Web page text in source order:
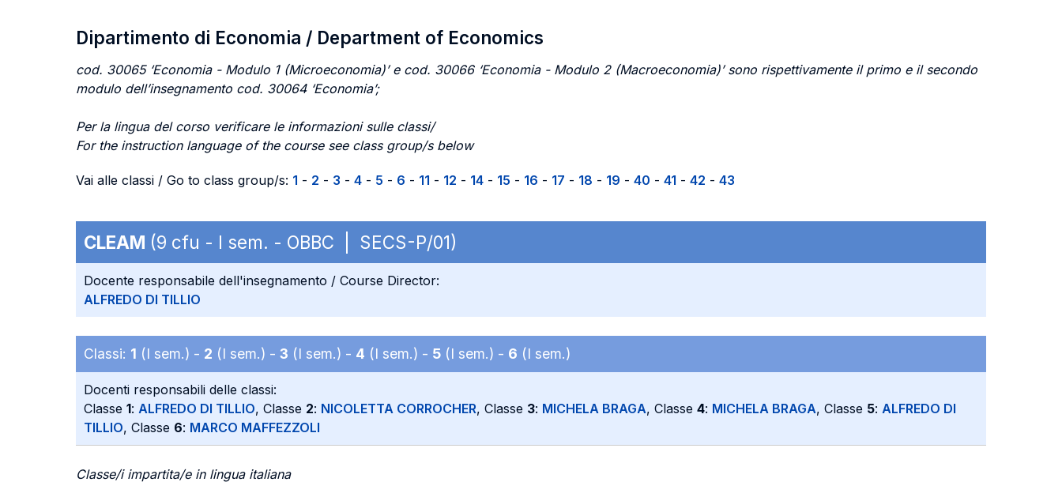
Dipartimento di Economia / Department of Economics
cod. 30065 ‘Economia - Modulo 1 (Microeconomia)’ e cod. 30066 ‘Economia - Modulo 2 (Macroeconomia)’ sono rispettivamente il primo e il secondo
modulo dell’insegnamento cod. 30064 ‘Economia’;
Per la lingua del corso verificare le informazioni sulle classi/
For the instruction language of the course see class group/s below
Vai alle classi / Go to class group/s: 1 - 2 - 3 - 4 - 5 - 6 - 11 - 12 - 14 - 15 - 16 - 17 - 18 - 19 - 40 - 41 - 42 - 43
CLEAM (9 cfu - I sem. - OBBC | SECS-P/01)
Docente responsabile dell'insegnamento / Course Director:
ALFREDO DI TILLIO
Classi: 1 (I sem.) - 2 (I sem.) - 3 (I sem.) - 4 (I sem.) - 5 (I sem.) - 6 (I sem.)
Docenti responsabili delle classi:
Classe 1: ALFREDO DI TILLIO, Classe 2: NICOLETTA CORROCHER, Classe 3: MICHELA BRAGA, Classe 4: MICHELA BRAGA, Classe 5: ALFREDO DI
TILLIO, Classe 6: MARCO MAFFEZZOLI
Classe/i impartita/e in lingua italiana